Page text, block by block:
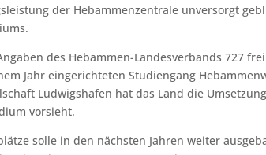
der Hebammenzentrale unversorgt
des Hebammen-Landesverbands 727
Jahr eingerichteten Studiengang
Ludwigshafen hat das Land die
vorsieht.
solle in den nächsten Jahren weiter